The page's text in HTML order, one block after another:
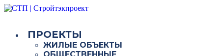
ПРОЕКТЫ
ЖИЛЫЕ ОБЪЕКТЫ